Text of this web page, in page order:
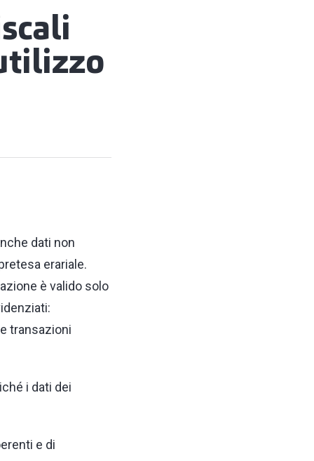
dati non
erariale.
è valido solo
transazioni
i dati dei
e di